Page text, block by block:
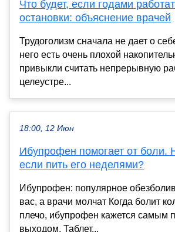
Что будет, если годами
остановки: объяснение врачей
Трудоголизм сначала не дает о
него есть очень плохой
привыкли считать непрерывную
целеустре...
18:00, 12 Июн
Ибупрофен помогает от боли.
если пить его неделями?
Ибупрофен: популярное
вас, а врачи молчат Когда болит
плечо, ибупрофен кажется самым
выходом. Таблет...